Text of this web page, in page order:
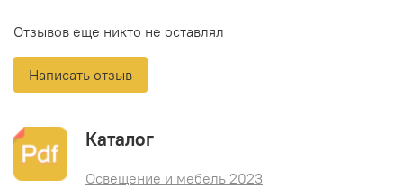
Отзывов еще никто не оставлял
Написать отзыв
Каталог
Освещение и мебель 2023